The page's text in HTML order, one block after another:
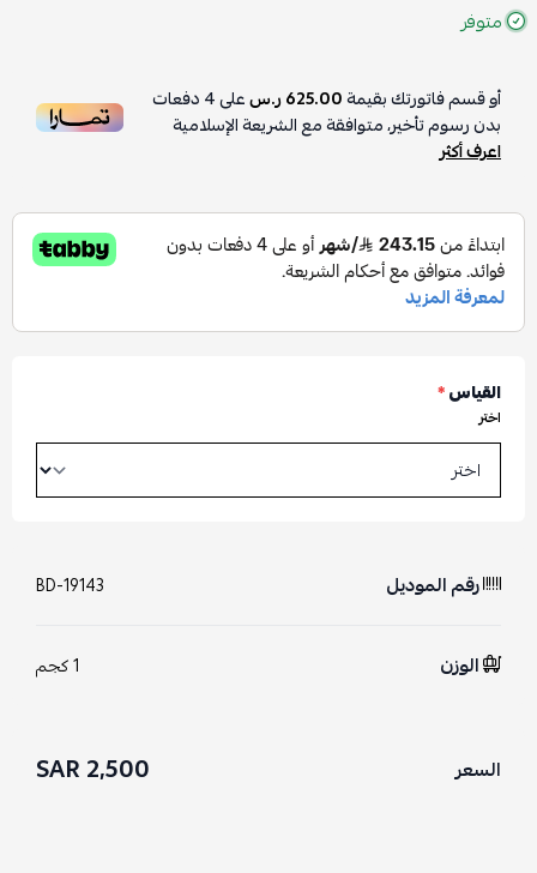
متوفر
أو قسم فاتورتك بقيمة625.00 ر.س على4دفعات
بدون رسوم تأخير، متوافقة مع الشريعة الإسلامية
اعرف أكثر
القياس*
اختر
رقم الموديل BD-19143
الوزن 1 كجم
السعر 2,500 SAR